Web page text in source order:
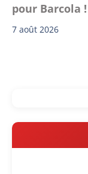
pour Barcola !
7 août 2026